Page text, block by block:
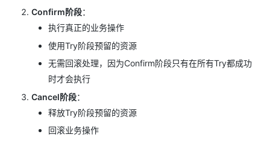
Confirm阶段：
执行真正的业务操作
使用Try阶段预留的资源
无需回滚处理，因为Confirm阶段只有在所有Try都成功
时才会执行
Cancel阶段：
释放Try阶段预留的资源
回滚业务操作